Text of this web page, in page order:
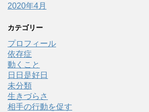
2020年4月
カテゴリー
プロフィール
依存症
動くこと
日日是好日
未分類
生きづらさ
相手の行動を促す